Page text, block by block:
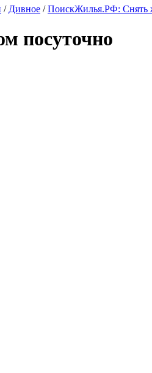
/ Дивное /ПоискЖилья.РФ: Снять
посуточно